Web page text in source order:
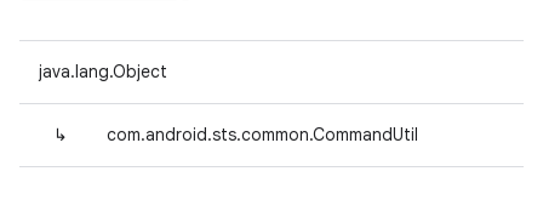
java.lang.Object
↳ com.android.sts.common.CommandUtil